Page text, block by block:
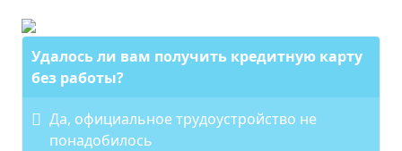
Удалось ли вам получить кредитную карту
без работы?
Да, официальное трудоустройство не
понадобилось